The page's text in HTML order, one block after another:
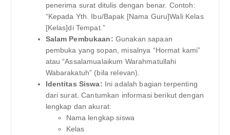
penerima surat ditulis dengan benar. Contoh:
“Kepada Yth. Ibu/Bapak [Nama Guru]Wali Kelas
[Kelas]di Tempat.”
Salam Pembukaan: Gunakan sapaan
pembuka yang sopan, misalnya “Hormat kami”
atau “Assalamualaikum Warahmatullahi
Wabarakatuh” (bila relevan).
Identitas Siswa: Ini adalah bagian terpenting
dari surat. Cantumkan informasi berikut dengan
lengkap dan akurat:
Nama lengkap siswa
Kelas